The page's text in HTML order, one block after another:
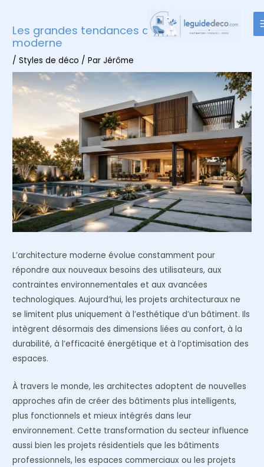
contenu
Les grandes tendances de l’architecture
moderne
/Styles de déco / ParJérôme
L’architecture moderne évolue constamment pour
répondre aux nouveaux besoins des utilisateurs, aux
contraintes environnementales et aux avancées
technologiques. Aujourd’hui, les projets architecturaux ne
se limitent plus uniquement à l’esthétique d’un bâtiment. Ils
intègrent désormais des dimensions liées au confort, à la
durabilité, à l’efficacité énergétique et à l’optimisation des
espaces.
À travers le monde, les architectes adoptent de nouvelles
approches afin de créer des bâtiments plus intelligents,
plus fonctionnels et mieux intégrés dans leur
environnement. Cette transformation du secteur influence
aussi bien les projets résidentiels que les bâtiments
professionnels, les espaces commerciaux ou les projets